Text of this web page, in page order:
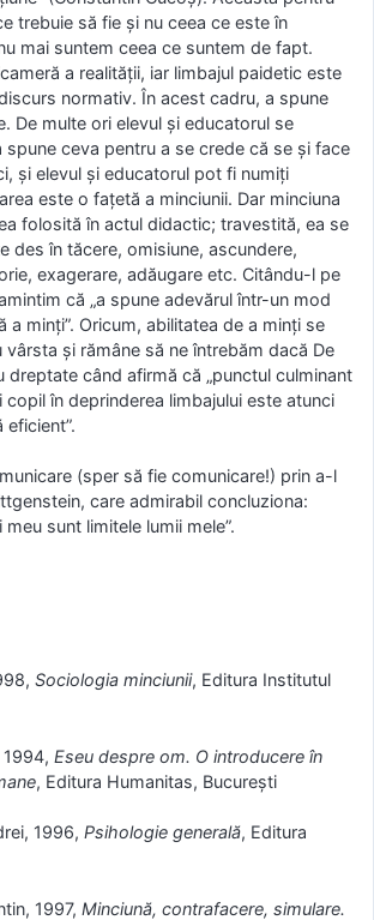
trebuie să fie şi nu ceea ce este în
mai suntem ceea ce suntem de fapt.
a realităţii, iar limbajul paidetic este
normativ. În acest cadru, a spune
De multe ori elevul şi educatorul se
spune ceva pentru a se crede că se şi face
şi elevul şi educatorul pot fi numiţi
este o faţetă a minciunii. Dar minciuna
folosită în actul didactic; travestită, ea se
des în tăcere, omisiune, ascundere,
exagerare, adăugare etc. Citându-l pe
că „a spune adevărul într-un mod
a minţi”. Oricum, abilitatea de a minţi se
şi rămâne să ne întrebăm dacă De
dreptate când afirmă că „punctul culminant
copil în deprinderea limbajului este atunci
(sper să fie comunicare!) prin a-l
care admirabil concluziona:
meu sunt limitele lumii mele”.
Sociologia minciunii, Editura Institutul
1994, Eseu despre om. O introducere în
, Editura Humanitas, Bucureşti
1996, Psihologie generală, Editura
1997, Minciună, contrafacere, simulare.